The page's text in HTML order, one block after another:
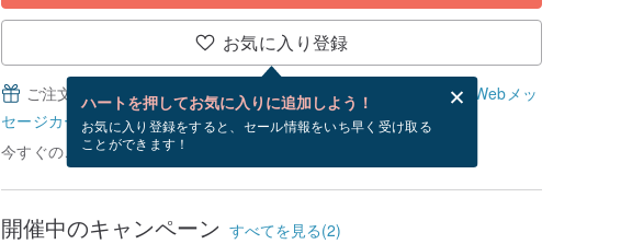
お気に入り登録
ハートを押してお気に入りに追加しよう！
お気に入り登録をすると、セール情報をいち早く受け取る
ことができます！
ご注文完了後、無料でWebメッセージカードを作成できます。
Webメッ
セージカードとは？
今すぐのご注文で8/18~9/12にお届け予定です。
開催中のキャンペーン すべてを見る(2)